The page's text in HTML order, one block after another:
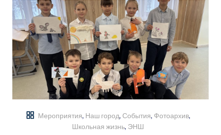
Мероприятия, Наш город, События, Фотоархив,
Школьная жизнь, ЭНШ